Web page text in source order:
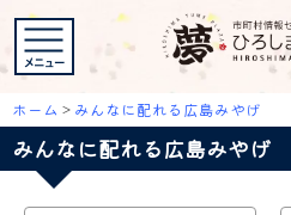
ホーム > みんなに配れる広島みやげ
みんなに配れる広島みやげ